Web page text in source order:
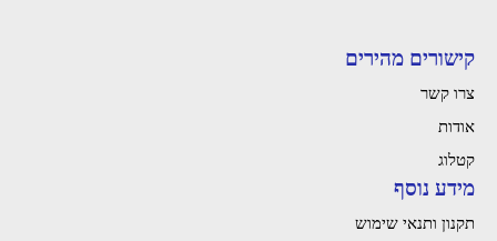
קישורים מהירים
צרו קשר
אודות
קטלוג
מידע נוסף
תקנון ותנאי שימוש